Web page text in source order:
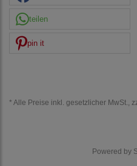
teilen
pin it
* Alle Preise inkl. gesetzlicher MwSt.,
Powered by